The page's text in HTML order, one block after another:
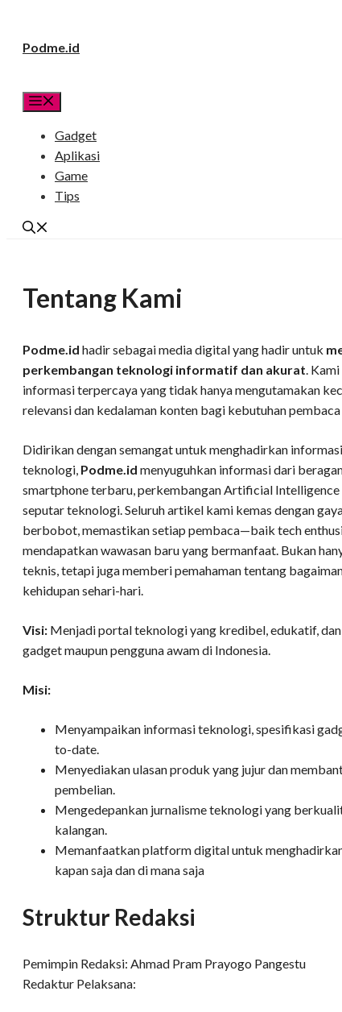
Podme.id
Gadget
Aplikasi
Game
Tips
Tentang Kami
Podme.id hadir sebagai media digital yang hadir untuk
perkembangan teknologi informatif dan akurat.
informasi terpercaya yang tidak hanya mengutamakan
relevansi dan kedalaman konten bagi kebutuhan
Didirikan dengan semangat untuk menghadirkan
teknologi, Podme.id menyuguhkan informasi dari
smartphone terbaru, perkembangan Artificial
seputar teknologi. Seluruh artikel kami kemas dengan
berbobot, memastikan setiap pembaca—baik tech
mendapatkan wawasan baru yang bermanfaat. Bukan
teknis, tetapi juga memberi pemahaman tentang
kehidupan sehari-hari.
Visi: Menjadi portal teknologi yang kredibel, edukatif,
gadget maupun pengguna awam di Indonesia.
Misi:
Menyampaikan informasi teknologi, spesifikasi
to-date.
Menyediakan ulasan produk yang jujur dan
pembelian.
Mengedepankan jurnalisme teknologi yang
kalangan.
Memanfaatkan platform digital untuk
kapan saja dan di mana saja
Struktur Redaksi
Pemimpin Redaksi: Ahmad Pram Prayogo Pangestu
Redaktur Pelaksana: